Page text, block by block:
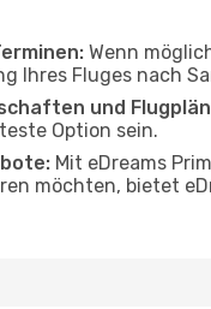
Wenn
Ihres Fluges nach
und
Option sein.
Mit eDreams
möchten, bietet